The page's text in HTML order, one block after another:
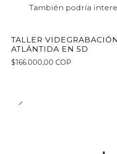
También podría
TALLER
ATLÁNTIDA EN 5D
$166.000,00 COP